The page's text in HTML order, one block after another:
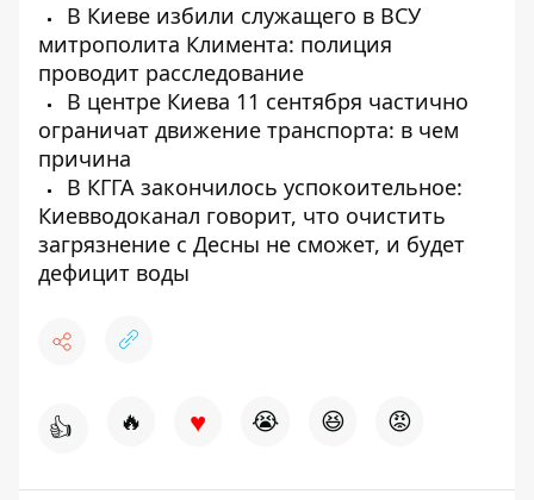
В Киеве избили служащего в ВСУ
митрополита Климента: полиция
проводит расследование
В центре Киева 11 сентября частично
ограничат движение транспорта: в чем
причина
В КГГА закончилось успокоительное:
Киевводоканал говорит, что очистить
загрязнение с Десны не сможет, и будет
дефицит воды
👍 🔥 ♥ 😭 😆 😡